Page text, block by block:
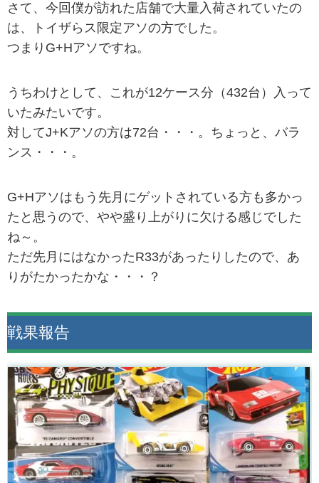
さて、今回僕が訪れた店舗で大量入荷されていたの
は、トイザらス限定アソの方でした。
つまりG+Hアソですね。
うちわけとして、これが12ケース分（432台）入って
いたみたいです。
対してJ+Kアソの方は72台・・・。ちょっと、バラ
ンス・・・。
G+Hアソはもう先月にゲットされている方も多かっ
たと思うので、やや盛り上がりに欠ける感じでした
ね～。
ただ先月にはなかったR33があったりしたので、あ
りがたかったかな・・・？
戦果報告